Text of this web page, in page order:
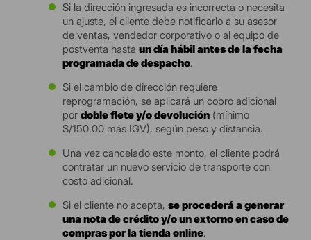
Si la dirección ingresada es incorrecta o necesita
un ajuste, el cliente debe notificarlo a su asesor
de ventas, vendedor corporativo o al equipo de
postventa hasta un día hábil antes de la fecha
programada de despacho.
Si el cambio de dirección requiere
reprogramación, se aplicará un cobro adicional
por doble flete y/o devolución (mínimo
S/150.00 más IGV), según peso y distancia.
Una vez cancelado este monto, el cliente podrá
contratar un nuevo servicio de transporte con
costo adicional.
Si el cliente no acepta, se procederá a generar
una nota de crédito y/o un extorno en caso de
compras por la tienda online.